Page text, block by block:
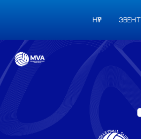
НҮҮР ЭВЕНТ